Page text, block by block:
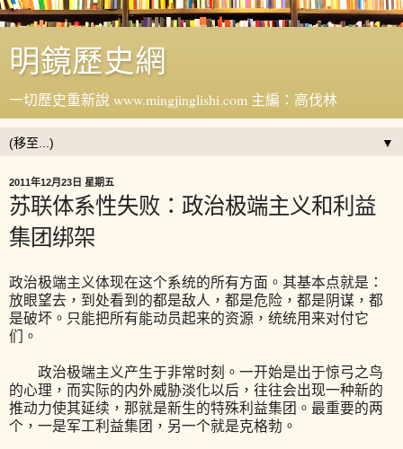
明鏡歷史網
一切歷史重新說 www.mingjinglishi.com 主編：高伐林
▼
2011年12月23日 星期五
苏联体系性失败：政治极端主义和利益
集团绑架
政治极端主义体现在这个系统的所有方面。其基本点就是：
放眼望去，到处看到的都是敌人，都是危险，都是阴谋，都
是破坏。只能把所有能动员起来的资源，统统用来对付它
们。
政治极端主义产生于非常时刻。一开始是出于惊弓之鸟
的心理，而实际的内外威胁淡化以后，往往会出现一种新的
推动力使其延续，那就是新生的特殊利益集团。最重要的两
个，一是军工利益集团，另一个就是克格勃。